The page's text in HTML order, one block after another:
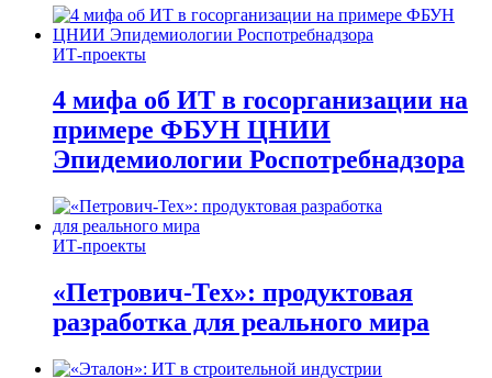
ИТ-проекты
4 мифа об ИТ в госорганизации на
примере ФБУН ЦНИИ
Эпидемиологии Роспотребнадзора
ИТ-проекты
«Петрович-Тех»: продуктовая
разработка для реального мира